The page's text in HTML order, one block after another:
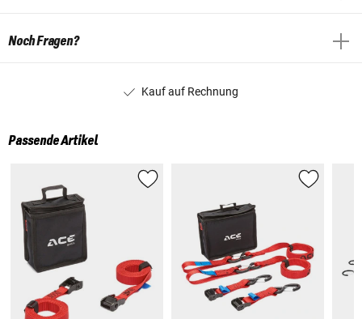
Noch Fragen?
Kauf auf Rechnung
Passende Artikel